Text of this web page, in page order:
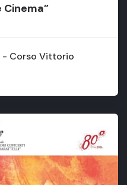
- Corso Vittorio